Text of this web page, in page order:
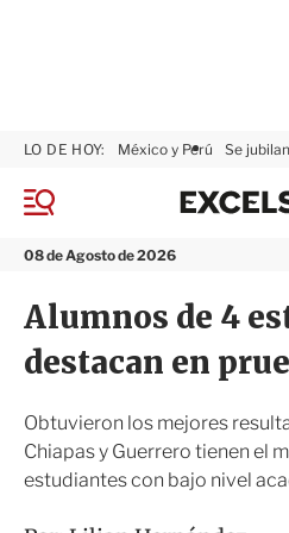
M
n
08 de Agosto de 2026
LO DE HOY: México y Perú Se
Alumnos de 4
destacan en
Obtuvieron los mejores
Chiapas y Guerrero tienen el
estudiantes con bajo nivel